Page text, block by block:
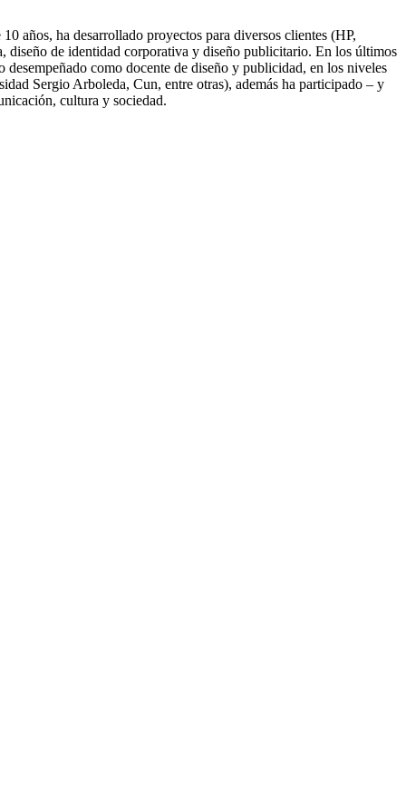
años, ha desarrollado proyectos para diversos clientes (HP,
de identidad corporativa y diseño publicitario. En los últimos
como docente de diseño y publicidad, en los niveles
Sergio Arboleda, Cun, entre otras), además ha participado – y
cultura y sociedad.